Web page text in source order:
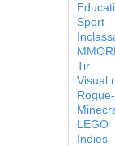
Sport
Tir
Visual
LEGO
Indies